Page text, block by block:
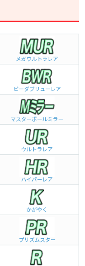
メガウルトラレア
ビーダブリュー レア
マスターボールミラー
ウルトラレア
ハイパーレア
かがやく
プリズムスター